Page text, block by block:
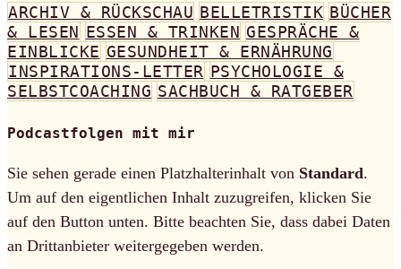
ARCHIV & RÜCKSCHAU BELLETRISTIK BÜCHER
& LESEN ESSEN & TRINKEN GESPRÄCHE &
EINBLICKE GESUNDHEIT & ERNÄHRUNG
INSPIRATIONS-LETTER PSYCHOLOGIE &
SELBSTCOACHING SACHBUCH & RATGEBER
Podcastfolgen mit mir
Sie sehen gerade einen Platzhalterinhalt von Standard.
Um auf den eigentlichen Inhalt zuzugreifen, klicken Sie
auf den Button unten. Bitte beachten Sie, dass dabei Daten
an Drittanbieter weitergegeben werden.